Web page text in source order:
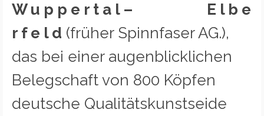
W u p p e r t a l – E l b e
r f e l d (früher Spinnfaser AG.),
das bei einer augenblicklichen
Belegschaft von 800 Köpfen
deutsche Qualitätskunstseide